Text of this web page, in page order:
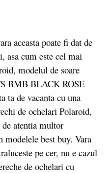
poate fi dat de
asa cum este cel mai
modelul de soare
BMB BLACK ROSE
ta de vacanta cu una
de ochelari Polaroid,
atentia multor
best buy. Vara
pe cer, nu e cazul
de ochelari cu